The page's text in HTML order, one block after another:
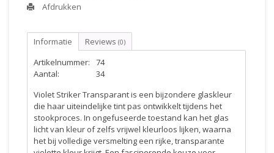
Afdrukken
Informatie Reviews (0)
Artikelnummer:
74
Aantal:
34
Violet Striker Transparant is een bijzondere glaskleur
die haar uiteindelijke tint pas ontwikkelt tijdens het
stookproces. In ongefuseerde toestand kan het glas
licht van kleur of zelfs vrijwel kleurloos lijken, waarna
het bij volledige versmelting een rijke, transparante